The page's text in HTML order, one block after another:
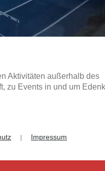
Aktivitäten außerhalb des
zu Events in und um
Impressum